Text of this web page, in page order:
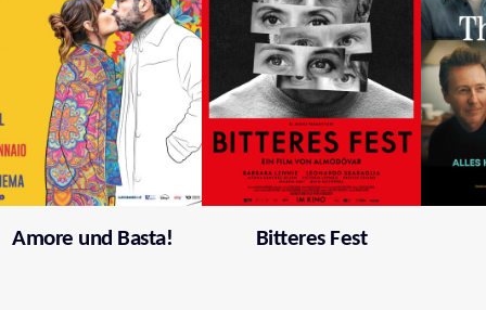
Amore und Basta! Bitteres Fest